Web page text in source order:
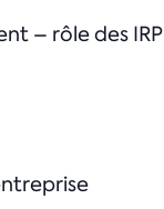
– rôle des IRP